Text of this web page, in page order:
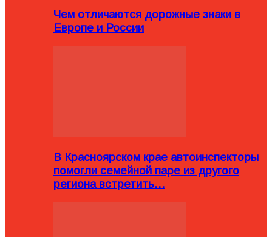
Чем отличаются дорожные знаки в
Европе и России
В Красноярском крае автоинспекторы
помогли семейной паре из другого
региона встретить…